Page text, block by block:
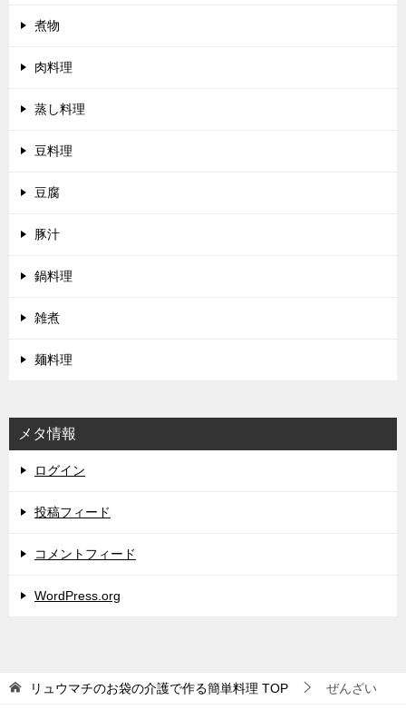
煮物
肉料理
蒸し料理
豆料理
豆腐
豚汁
鍋料理
雑煮
麺料理
メタ情報
ログイン
投稿フィード
コメントフィード
WordPress.org
リュウマチのお袋の介護で作る簡単料理 TOP ぜんざい